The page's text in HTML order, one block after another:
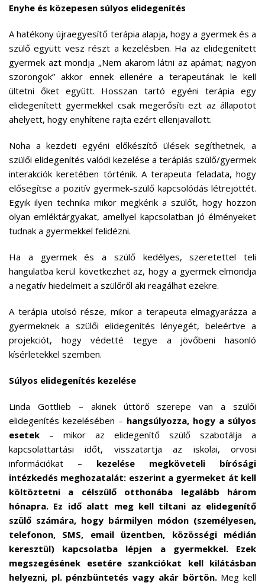
Enyhe és közepesen súlyos elidegenítés
A hatékony újraegyesítő terápia alapja, hogy a gyermek és a
szülő együtt vesz részt a kezelésben. Ha az elidegenített
gyermek azt mondja „Nem akarom látni az apámat; nagyon
szorongok” akkor ennek ellenére a terapeutának le kell
ültetni őket együtt. Hosszan tartó egyéni terápia egy
elidegenített gyermekkel csak megerősíti ezt az állapotot
ahelyett, hogy enyhítene rajta ezért ellenjavallott.
Noha a kezdeti egyéni előkészítő ülések segíthetnek, a
szülői elidegenítés valódi kezelése a terápiás szülő/gyermek
interakciók keretében történik. A terapeuta feladata, hogy
elősegítse a pozitív gyermek-szülő kapcsolódás létrejöttét.
Egyik ilyen technika mikor megkérik a szülőt, hogy hozzon
olyan emléktárgyakat, amellyel kapcsolatban jó élményeket
tudnak a gyermekkel felidézni.
Ha a gyermek és a szülő kedélyes, szeretettel teli
hangulatba kerül következhet az, hogy a gyermek elmondja
a negatív hiedelmeit a szülőről aki reagálhat ezekre.
A terápia utolsó része, mikor a terapeuta elmagyarázza a
gyermeknek a szülői elidegenítés lényegét, beleértve a
projekciót, hogy védetté tegye a jövőbeni hasonló
kísérletekkel szemben.
Súlyos elidegenítés kezelése
Linda Gottlieb – akinek úttörő szerepe van a szülői
elidegenítés kezelésében – hangsúlyozza, hogy a súlyos
esetek – mikor az elidegenítő szülő szabotálja a
kapcsolattartási időt, visszatartja az iskolai, orvosi
információkat – kezelése megköveteli bírósági
intézkedés meghozatalát: eszerint a gyermeket át kell
költöztetni a célszülő otthonába legalább három
hónapra. Ez idő alatt meg kell tiltani az elidegenítő
szülő számára, hogy bármilyen módon (személyesen,
telefonon, SMS, email üzentben, közösségi médián
keresztül) kapcsolatba lépjen a gyermekkel. Ezek
megszegésének esetére szankciókat kell kilátásban
helyezni, pl. pénzbüntetés vagy akár börtön.Meg kell